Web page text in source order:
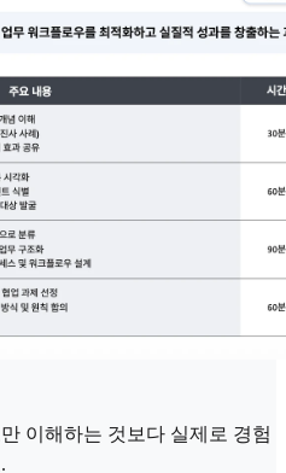
이해하는 것보다 실제로 경험